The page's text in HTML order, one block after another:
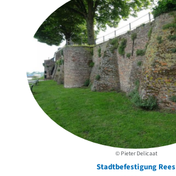
© Pieter Delicaat
Stadtbefestigung Rees